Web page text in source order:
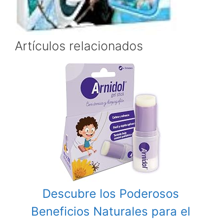
Artículos relacionados
Descubre los Poderosos
Beneficios Naturales para el